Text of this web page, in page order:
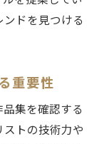
ドを見つける
重要性
集を確認する
ストの技術力や